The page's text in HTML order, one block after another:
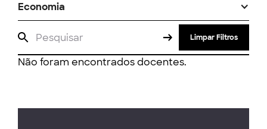
Economia
Limpar Filtros
Não foram encontrados docentes.